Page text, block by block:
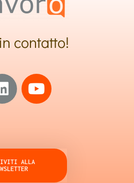
contatto!
ALLA